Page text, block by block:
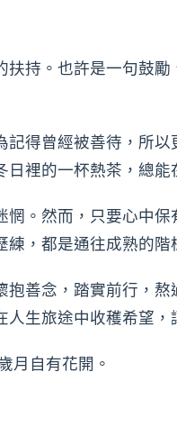
扶持。也許是一句鼓
得曾經被善待，所
裡的一杯熱茶，總能
。然而，只要心中
，都是通往成熟的階
善念，踏實前行，
生旅途中收穫希望
月自有花開。